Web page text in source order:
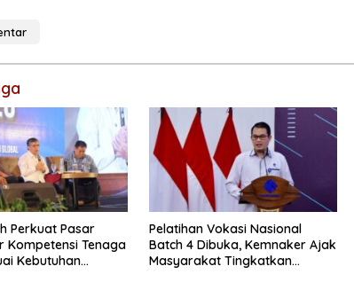
Perkuat Pasar
Kompetensi Tenaga
Kebutuhan
Pelatihan Vokasi Nasional
Batch 4 Dibuka, Kemnaker Ajak
Masyarakat Tingkatkan